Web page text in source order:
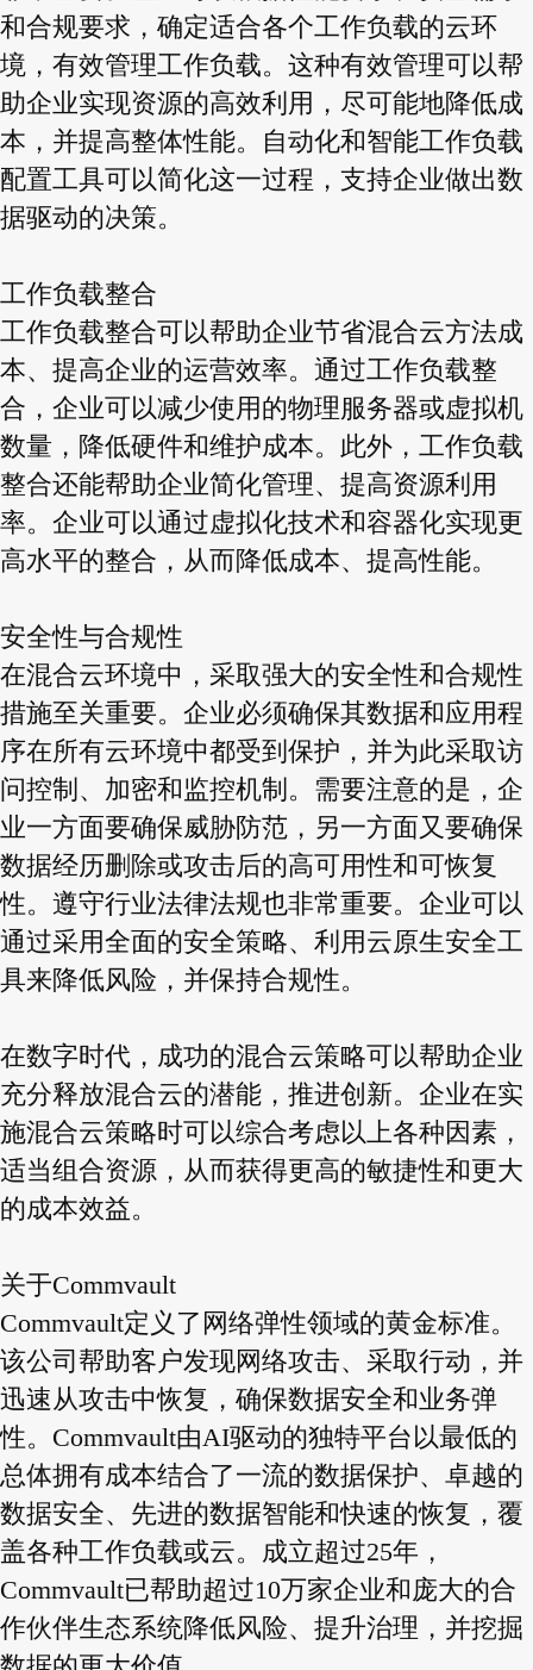
和合规要求，确定适合各个工作负载的云环
境，有效管理工作负载。这种有效管理可以帮
助企业实现资源的高效利用，尽可能地降低成
本，并提高整体性能。自动化和智能工作负载
配置工具可以简化这一过程，支持企业做出数
据驱动的决策。
工作负载整合
工作负载整合可以帮助企业节省混合云方法成
本、提高企业的运营效率。通过工作负载整
合，企业可以减少使用的物理服务器或虚拟机
数量，降低硬件和维护成本。此外，工作负载
整合还能帮助企业简化管理、提高资源利用
率。企业可以通过虚拟化技术和容器化实现更
高水平的整合，从而降低成本、提高性能。
安全性与合规性
在混合云环境中，采取强大的安全性和合规性
措施至关重要。企业必须确保其数据和应用程
序在所有云环境中都受到保护，并为此采取访
问控制、加密和监控机制。需要注意的是，企
业一方面要确保威胁防范，另一方面又要确保
数据经历删除或攻击后的高可用性和可恢复
性。遵守行业法律法规也非常重要。企业可以
通过采用全面的安全策略、利用云原生安全工
具来降低风险，并保持合规性。
在数字时代，成功的混合云策略可以帮助企业
充分释放混合云的潜能，推进创新。企业在实
施混合云策略时可以综合考虑以上各种因素，
适当组合资源，从而获得更高的敏捷性和更大
的成本效益。
关于Commvault
Commvault定义了网络弹性领域的黄金标准。
该公司帮助客户发现网络攻击、采取行动，并
迅速从攻击中恢复，确保数据安全和业务弹
性。Commvault由AI驱动的独特平台以最低的
总体拥有成本结合了一流的数据保护、卓越的
数据安全、先进的数据智能和快速的恢复，覆
盖各种工作负载或云。成立超过25年，
Commvault已帮助超过10万家企业和庞大的合
作伙伴生态系统降低风险、提升治理，并挖掘